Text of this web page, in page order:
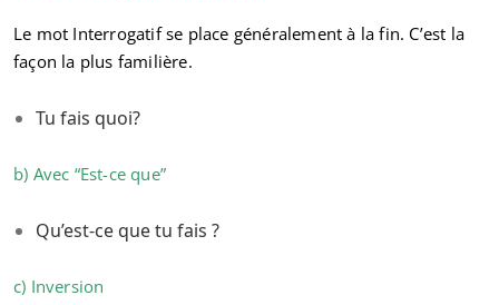
Le mot Interrogatif se place généralement à la fin. C’est la
façon la plus familière.
Tu fais quoi?
b) Avec “Est-ce que”
Qu’est-ce que tu fais ?
c) Inversion